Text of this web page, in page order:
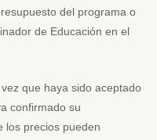
del programa o
de Educación en el
que haya sido aceptado
confirmado su
los precios pueden